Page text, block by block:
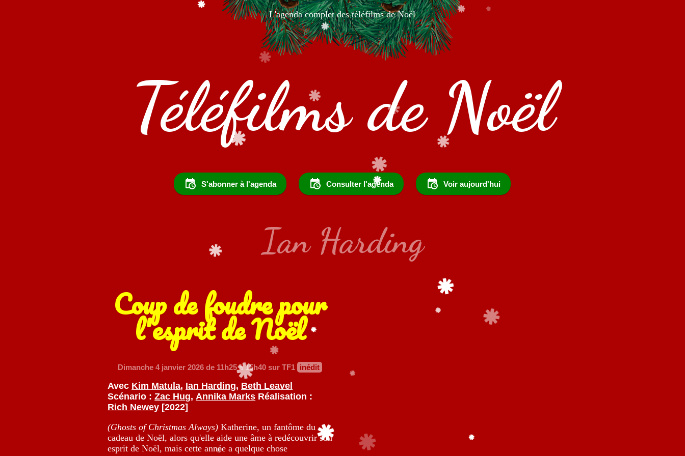
L'agenda complet des téléfilms de Noël
Téléfilms de Noël
S'abonner à l'agenda Consulter l'agenda Voir aujourd'hui
Ian Harding
Coup de foudre pour
l'esprit de Noël
Dimanche 4 janvier 2026 de 11h25 à 15h40 sur TF1 inédit
Avec Kim Matula, Ian Harding, Beth Leavel
Scénario :Zac Hug,Annika Marks Réalisation :
Rich Newey [2022]
(Ghosts of Christmas Always) Katherine, un fantôme du
cadeau de Noël, alors qu'elle aide une âme à redécouvrir son
esprit de Noël, mais cette année a quelque chose